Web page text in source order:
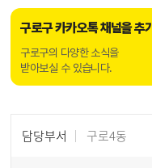
구로구 카카오톡 채널을 추
구로구의 다양한 소식을
받아보실 수 있습니다.
담당부서 구로4동